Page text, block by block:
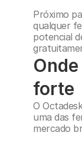
Próximo
qualquer
potencial
forte
O
uma das
mercado